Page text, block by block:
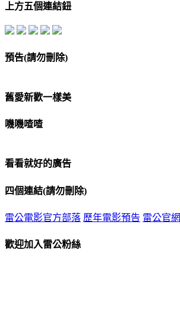
上方五個連結鈕
預告(請勿刪除)
舊愛新歡一樣美
嘰嘰喳喳
看看就好的廣告
四個連結(請勿刪除)
雷公電影官方部落 歷年電影預告 雷公官網
歡迎加入雷公粉絲